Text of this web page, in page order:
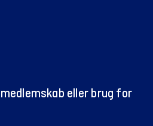
eller brug for